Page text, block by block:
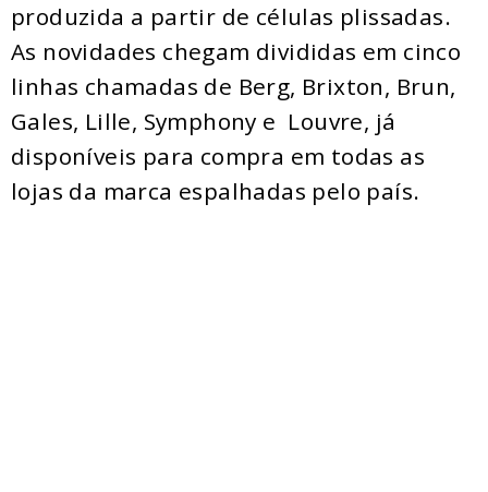
produzida a partir de células plissadas.
As novidades chegam divididas em cinco
linhas chamadas de Berg, Brixton, Brun,
Gales, Lille, Symphony e Louvre, já
disponíveis para compra em todas as
lojas da marca espalhadas pelo país.